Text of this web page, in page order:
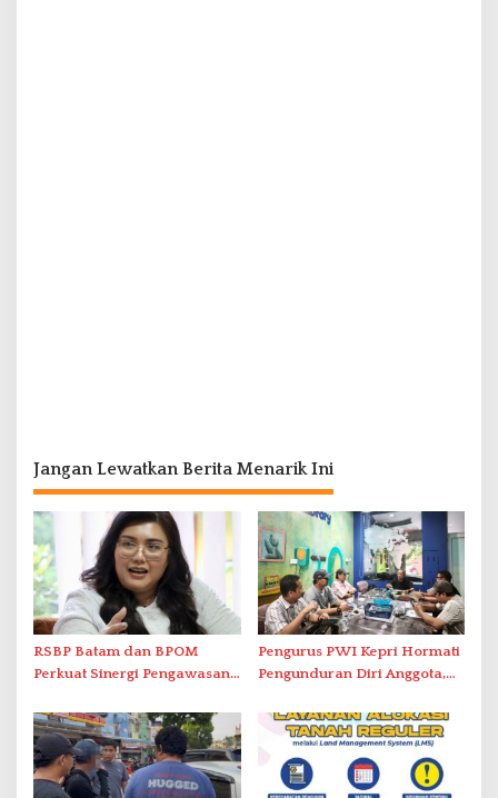
Jangan Lewatkan Berita Menarik Ini
RSBP Batam dan BPOM
Perkuat Sinergi Pengawasan
Pelayanan Kefarmasian
Pengurus PWI Kepri Hormati
Pengunduran Diri Anggota,
Administrasi ke Pusat